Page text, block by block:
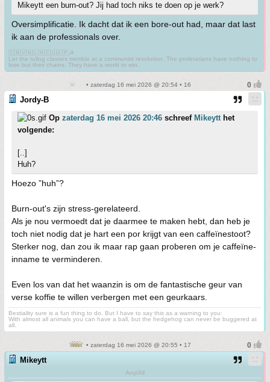
Mikeytt een burn-out? Jij had toch niks te doen op je werk?
Oversimplificatie. Ik dacht dat ik een bore-out had, maar dat last
ik aan de professionals over.
🇨🇳🇻🇳🇱🇦🇨🇺🇰🇵☭
Let the ruling classes tremble at a communist revolution. The proletarians have nothing to
lose but their chains. They have a world to win.
• zaterdag 16 mei 2026 @ 20:54 • 16
Jordy-B
Op zaterdag 16 mei 2026 20:46 schreef Mikeytt het
volgende:
[..]
Huh?
Hoezo ”huh”?
Burn-out's zijn stress-gerelateerd.
Als je nou vermoedt dat je daarmee te maken hebt, dan heb je
toch niet nodig dat je hart een por krijgt van een caffeïnestoot?
Sterker nog, dan zou ik maar rap gaan proberen om je caffeïne-
inname te verminderen.
Even los van dat het waanzin is om de fantastische geur van
verse koffie te willen verbergen met een geurkaars.
Bestiality sure is a fun thing to do. But I have to say this as a warning to you:
With almost all animals you can have a ball, but the hedgehog can never be buggered at
all.
• zaterdag 16 mei 2026 @ 20:55 • 17
Mikeytt
Any/All